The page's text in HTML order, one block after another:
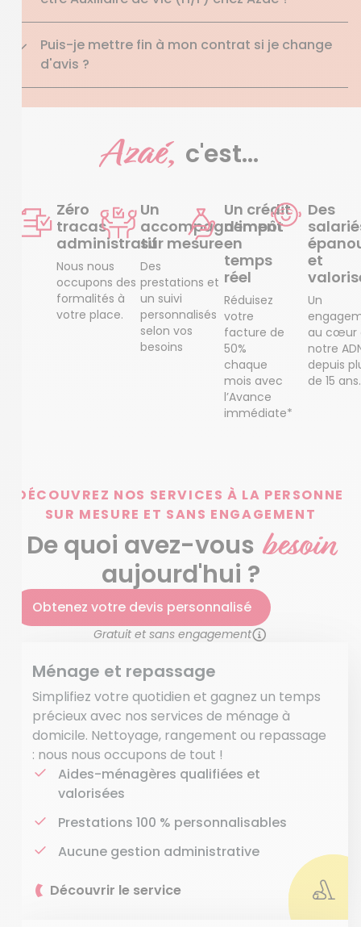
Puis-je mettre fin à mon contrat si je change
d'avis ?
Azaé, c'est...
Zéro
tracas
administratif
Nous nous
occupons des
formalités à
votre place.
Un
accompagnement
sur mesure
Des
prestations et
un suivi
personnalisés
selon vos
besoins
Un crédit
d’impôt
en
temps
réel
Réduisez
votre
facture de
50%
chaque
mois avec
l’Avance
immédiate*
Des
et
Un
au cœur
notre
depuis
de 15 ans.
DÉCOUVREZ NOS SERVICES À LA PERSONNE
SUR MESURE ET SANS ENGAGEMENT
De quoi avez-vous besoin
aujourd'hui ?
Obtenez votre devis personnalisé
Gratuit et sans engagement
Ménage et repassage
Simplifiez votre quotidien et gagnez un temps
précieux avec nos services de ménage à
domicile. Nettoyage, rangement ou repassage
: nous nous occupons de tout !
Aides-ménagères qualifiées et
valorisées
Prestations 100 % personnalisables
Aucune gestion administrative
Découvrir le service